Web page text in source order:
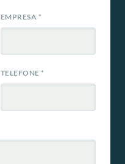
EMPRESA *
TELEFONE*